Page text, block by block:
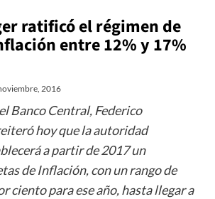
ratificó el régimen de
entre 12% y 17%
2016
Banco Central, Federico
hoy que la autoridad
a partir de 2017 un
de Inflación, con un rango de
ciento para ese año, hasta llegar a